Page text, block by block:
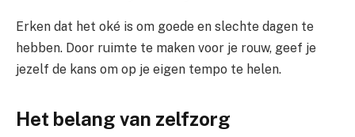
Erken dat het oké is om goede en slechte dagen te
hebben. Door ruimte te maken voor je rouw, geef je
jezelf de kans om op je eigen tempo te helen.
Het belang van zelfzorg